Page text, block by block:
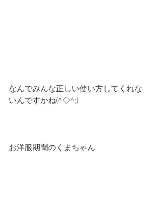
なんでみんな正しい使い方してくれな
いんですかね(^◇^;)
お洋服期間のくまちゃん